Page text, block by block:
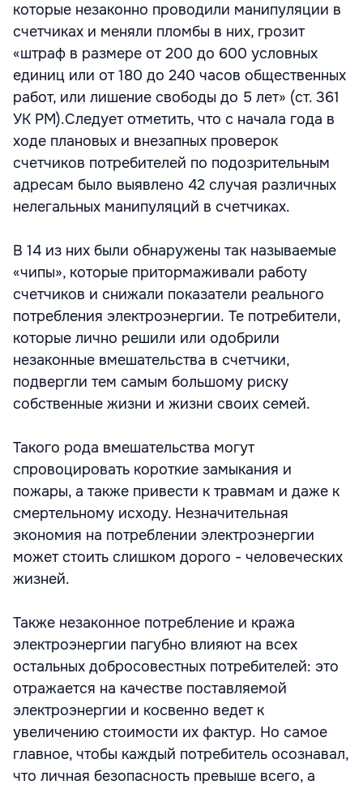
которые незаконно проводили манипуляции в
счетчиках и меняли пломбы в них, грозит
«штраф в размере от 200 до 600 условных
единиц или от 180 до 240 часов общественных
работ, или лишение свободы до 5 лет» (ст. 361
УК РМ).Следует отметить, что с начала года в
ходе плановых и внезапных проверок
счетчиков потребителей по подозрительным
адресам было выявлено 42 случая различных
нелегальных манипуляций в счетчиках.
В 14 из них были обнаружены так называемые
«чипы», которые притормаживали работу
счетчиков и снижали показатели реального
потребления электроэнергии. Те потребители,
которые лично решили или одобрили
незаконные вмешательства в счетчики,
подвергли тем самым большому риску
собственные жизни и жизни своих семей.
Такого рода вмешательства могут
спровоцировать короткие замыкания и
пожары, а также привести к травмам и даже к
смертельному исходу. Незначительная
экономия на потреблении электроэнергии
может стоить слишком дорого - человеческих
жизней.
Также незаконное потребление и кража
электроэнергии пагубно влияют на всех
остальных добросовестных потребителей: это
отражается на качестве поставляемой
электроэнергии и косвенно ведет к
увеличению стоимости их фактур. Но самое
главное, чтобы каждый потребитель осознавал,
что личная безопасность превыше всего, а